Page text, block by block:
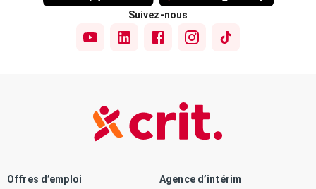
Suivez-nous
Offres d’emploi Agence d’intérim